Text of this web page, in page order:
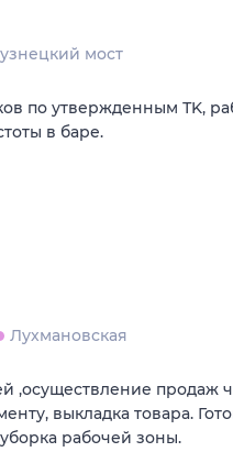
мост
по утвержденным ТK,
в баре.
Лухмановская
,осуществление продаж
выкладка товара.
рабочей зоны.